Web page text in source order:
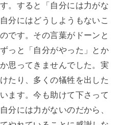
。すると「自分には力がな
分にはどうしようもないこ
です。その言葉がドーンと
っと「自分がやった」とか
思ってきませんでした。実
たり、多くの犠牲を出した
ます。今も助けて下さって
分には力がないのだから、